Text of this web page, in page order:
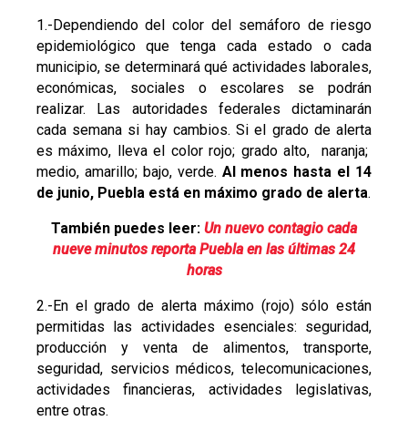
1.-Dependiendo del color del semáforo de riesgo
epidemiológico que tenga cada estado o cada
municipio, se determinará qué actividades laborales,
económicas, sociales o escolares se podrán
realizar. Las autoridades federales dictaminarán
cada semana si hay cambios. Si el grado de alerta
es máximo, lleva el color rojo; grado alto, naranja;
medio, amarillo; bajo, verde. Al menos hasta el 14
de junio, Puebla está en máximo grado de alerta.
También puedes leer: Un nuevo contagio cada
nueve minutos reporta Puebla en las últimas 24
horas
2.-En el grado de alerta máximo (rojo) sólo están
permitidas las actividades esenciales: seguridad,
producción y venta de alimentos, transporte,
seguridad, servicios médicos, telecomunicaciones,
actividades financieras, actividades legislativas,
entre otras.